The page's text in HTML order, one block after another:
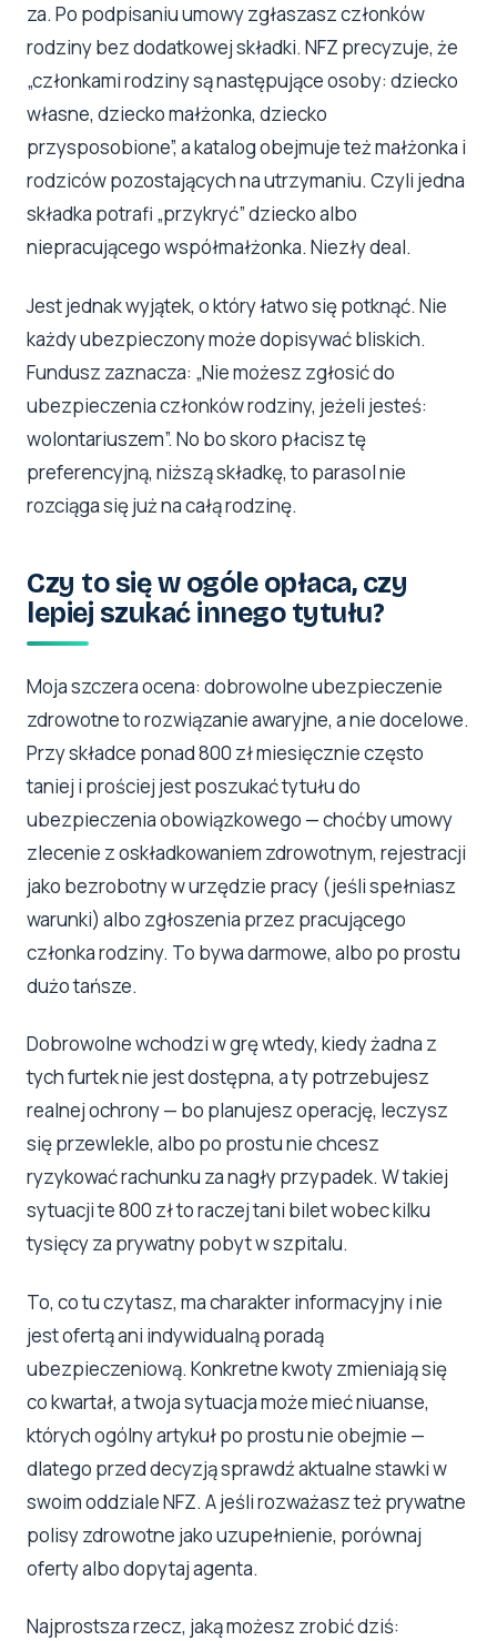
za. Po podpisaniu umowy zgłaszasz członków
rodziny bez dodatkowej składki. NFZ precyzuje, że
„członkami rodziny są następujące osoby: dziecko
własne, dziecko małżonka, dziecko
przysposobione”, a katalog obejmuje też małżonka i
rodziców pozostających na utrzymaniu. Czyli jedna
składka potrafi „przykryć” dziecko albo
niepracującego współmałżonka. Niezły deal.
Jest jednak wyjątek, o który łatwo się potknąć. Nie
każdy ubezpieczony może dopisywać bliskich.
Fundusz zaznacza: „Nie możesz zgłosić do
ubezpieczenia członków rodziny, jeżeli jesteś:
wolontariuszem”. No bo skoro płacisz tę
preferencyjną, niższą składkę, to parasol nie
rozciąga się już na całą rodzinę.
Czy to się w ogóle opłaca, czy
lepiej szukać innego tytułu?
Moja szczera ocena: dobrowolne ubezpieczenie
zdrowotne to rozwiązanie awaryjne, a nie docelowe.
Przy składce ponad 800 zł miesięcznie często
taniej i prościej jest poszukać tytułu do
ubezpieczenia obowiązkowego — choćby umowy
zlecenie z oskładkowaniem zdrowotnym, rejestracji
jako bezrobotny w urzędzie pracy (jeśli spełniasz
warunki) albo zgłoszenia przez pracującego
członka rodziny. To bywa darmowe, albo po prostu
dużo tańsze.
Dobrowolne wchodzi w grę wtedy, kiedy żadna z
tych furtek nie jest dostępna, a ty potrzebujesz
realnej ochrony — bo planujesz operację, leczysz
się przewlekle, albo po prostu nie chcesz
ryzykować rachunku za nagły przypadek. W takiej
sytuacji te 800 zł to raczej tani bilet wobec kilku
tysięcy za prywatny pobyt w szpitalu.
To, co tu czytasz, ma charakter informacyjny i nie
jest ofertą ani indywidualną poradą
ubezpieczeniową. Konkretne kwoty zmieniają się
co kwartał, a twoja sytuacja może mieć niuanse,
których ogólny artykuł po prostu nie obejmie —
dlatego przed decyzją sprawdź aktualne stawki w
swoim oddziale NFZ. A jeśli rozważasz też prywatne
polisy zdrowotne jako uzupełnienie, porównaj
oferty albo dopytaj agenta.
Najprostsza rzecz, jaką możesz zrobić dziś: